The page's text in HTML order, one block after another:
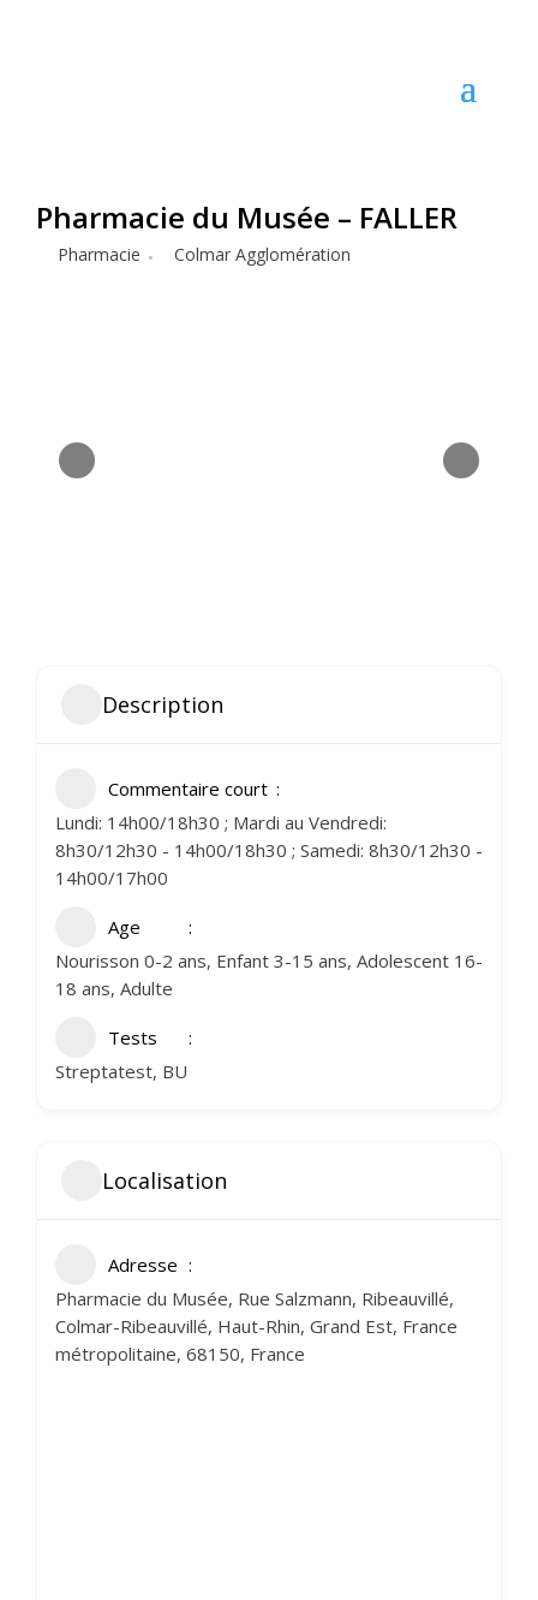
Pharmacie du Musée – FALLER
Pharmacie Colmar Agglomération
Description
Commentaire court
Lundi: 14h00/18h30 ; Mardi au Vendredi:
8h30/12h30 - 14h00/18h30 ; Samedi: 8h30/12h30 -
14h00/17h00
Age
Nourisson 0-2 ans, Enfant 3-15 ans, Adolescent 16-
18 ans, Adulte
Tests
Streptatest, BU
Localisation
Adresse
Pharmacie du Musée, Rue Salzmann, Ribeauvillé,
Colmar-Ribeauvillé, Haut-Rhin, Grand Est, France
métropolitaine, 68150, France